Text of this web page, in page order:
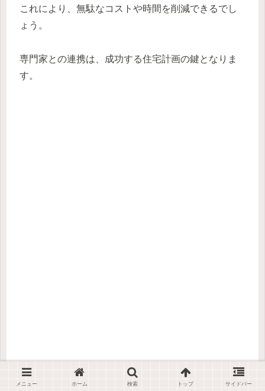
これにより、無駄なコストや時間を削減できるでし
ょう。
専門家との連携は、成功する住宅計画の鍵となりま
す。
メニュー ホーム 検索 トップ サイドバー